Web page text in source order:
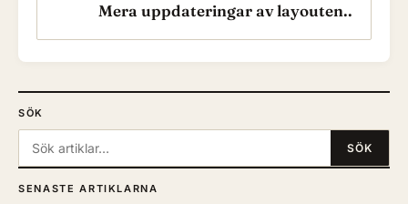
Mera uppdateringar av layouten..
SÖK
Sök: SÖK
SENASTE ARTIKLARNA